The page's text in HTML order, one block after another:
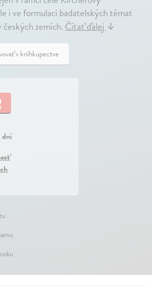
i ve formulaci badatelských témat
zemích.Čítať ďalej↓
v kníhkupectve
dní